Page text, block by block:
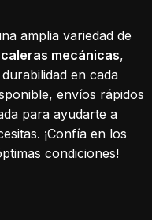
amplia variedad de
mecánicas,
en cada
envíos rápidos
para ayudarte a
¡Confía en los
condiciones!